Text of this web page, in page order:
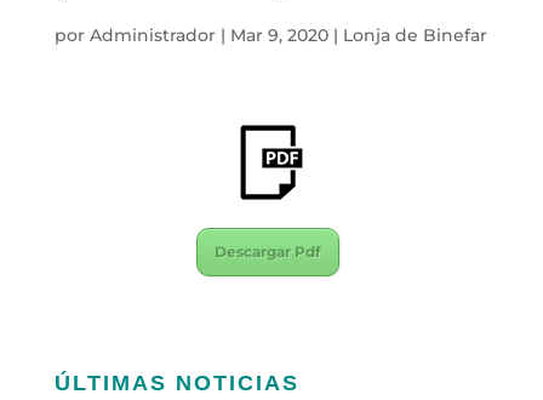
por Administrador| Mar 9, 2020| Lonja de Binefar
Descargar Pdf
ÚLTIMAS NOTICIAS